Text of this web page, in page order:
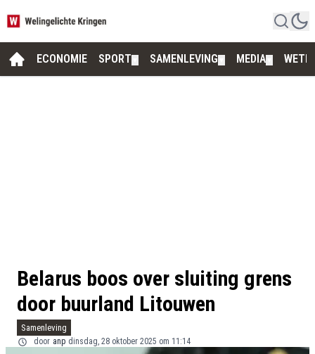
ECONOMIE SPORT SAMENLEVING MEDIA
Belarus boos over sluiting grens
door buurland Litouwen
Samenleving
door anp dinsdag, 28 oktober 2025 om 11:14